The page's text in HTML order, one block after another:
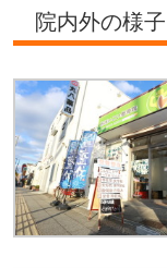
院内外の様子